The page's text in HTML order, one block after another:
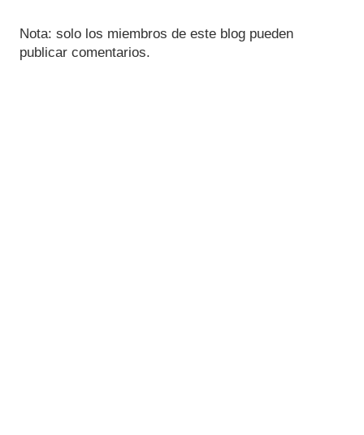
Nota: solo los miembros de este blog pueden
publicar comentarios.